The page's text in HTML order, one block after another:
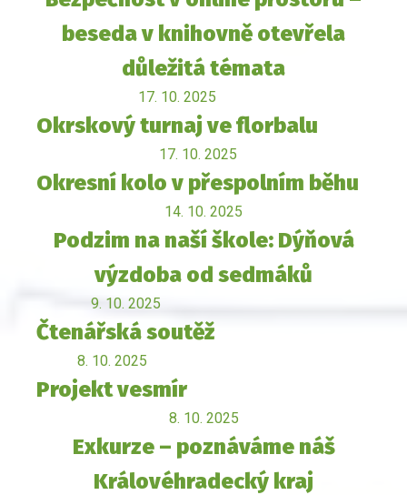
beseda v knihovně otevřela
důležitá témata
17. 10. 2025
Okrskový turnaj ve florbalu
17. 10. 2025
Okresní kolo v přespolním běhu
14. 10. 2025
Podzim na naší škole: Dýňová
výzdoba od sedmáků
9. 10. 2025
Čtenářská soutěž
8. 10. 2025
Projekt vesmír
8. 10. 2025
Exkurze – poznáváme náš
Královéhradecký kraj